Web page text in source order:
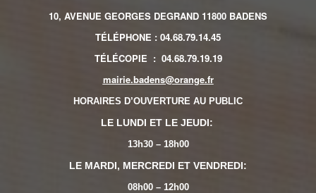
10, AVENUE GEORGES DEGRAND 11800 BADENS
TÉLÉPHONE : 04.68.79.14.45
TÉLÉCOPIE : 04.68.79.19.19
mairie.badens@orange.fr
HORAIRES D’OUVERTURE AU PUBLIC
LE LUNDI ET LE JEUDI:
13h30 – 18h00
LE MARDI, MERCREDI ET VENDREDI:
08h00 – 12h00